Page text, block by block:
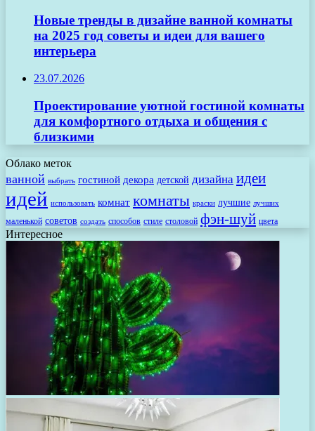
Новые тренды в дизайне ванной комнаты
на 2025 год советы и идеи для вашего
интерьера
23.07.2026
Проектирование уютной гостиной комнаты
для комфортного отдыха и общения с
близкими
Облако меток
ванной выбрать гостиной декора детской дизайна идеи
идей использовать комнат комнаты краски лучшие лучших
маленькой советов создать способов стиле столовой фэн-шуй цвета
Интересное